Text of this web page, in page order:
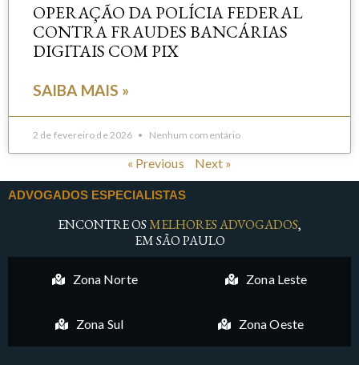
OPERAÇÃO DA POLÍCIA FEDERAL
CONTRA FRAUDES BANCÁRIAS
DIGITAIS COM PIX
SAIBA MAIS »
2 de fevereiro de 2026 Nenhum comentário
« Previous Next »
ADVOGADOS ESPECIALISTAS
ENCONTRE OSMELHORES ADVOGADOS,
EM SÃO PAULO
Zona Norte Zona Leste
Zona Sul Zona Oeste